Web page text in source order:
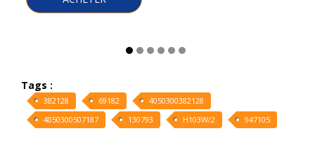
Tags :
382128 69182
4050300382128
4050300507187
130793 H103W/2 947105